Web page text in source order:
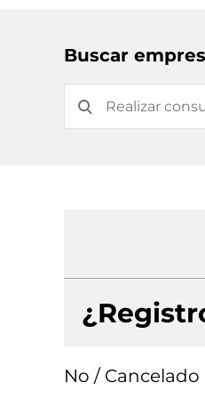
Buscar
No / Cancelado